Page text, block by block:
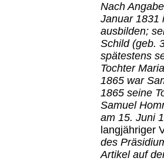
Nach
Januar 1831
ausbilden;
Schild (geb.
spätestens
Tochter
1865 war
1865 seine
Samuel
am 15. Juni
langjähriger
des
Artikel auf